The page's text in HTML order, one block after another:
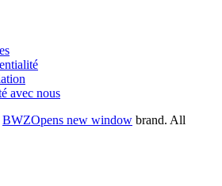
avec nous
BWZOpens new window brand. All